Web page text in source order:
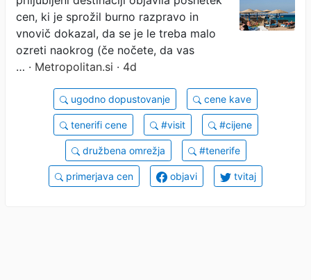
videla, koliko stane kava in
vse pokazala: nekateri so
ob tem doživeli pravi šok
cen, ki je sprožil burno razpravo in
vnovič dokazal, da se je le treba malo
ozreti naokrog (če nočete, da vas
… · Metropolitan.si · 4d
ugodno dopustovanje cene kave
tenerifi cene #visit #cijene
družbena omrežja #tenerife
primerjava cen objavi tvitaj